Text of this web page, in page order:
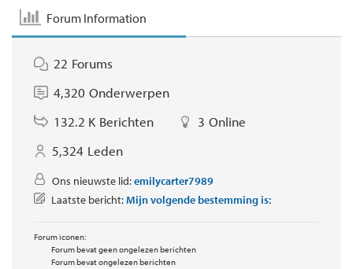
Forum Information
22 Forums
4,320 Onderwerpen
132.2 K Berichten 3 Online
5,324 Leden
Ons nieuwste lid:emilycarter7989
Laatste bericht:Mijn volgende bestemming is:
Forum iconen:
Forum bevat geen ongelezen berichten
Forum bevat ongelezen berichten